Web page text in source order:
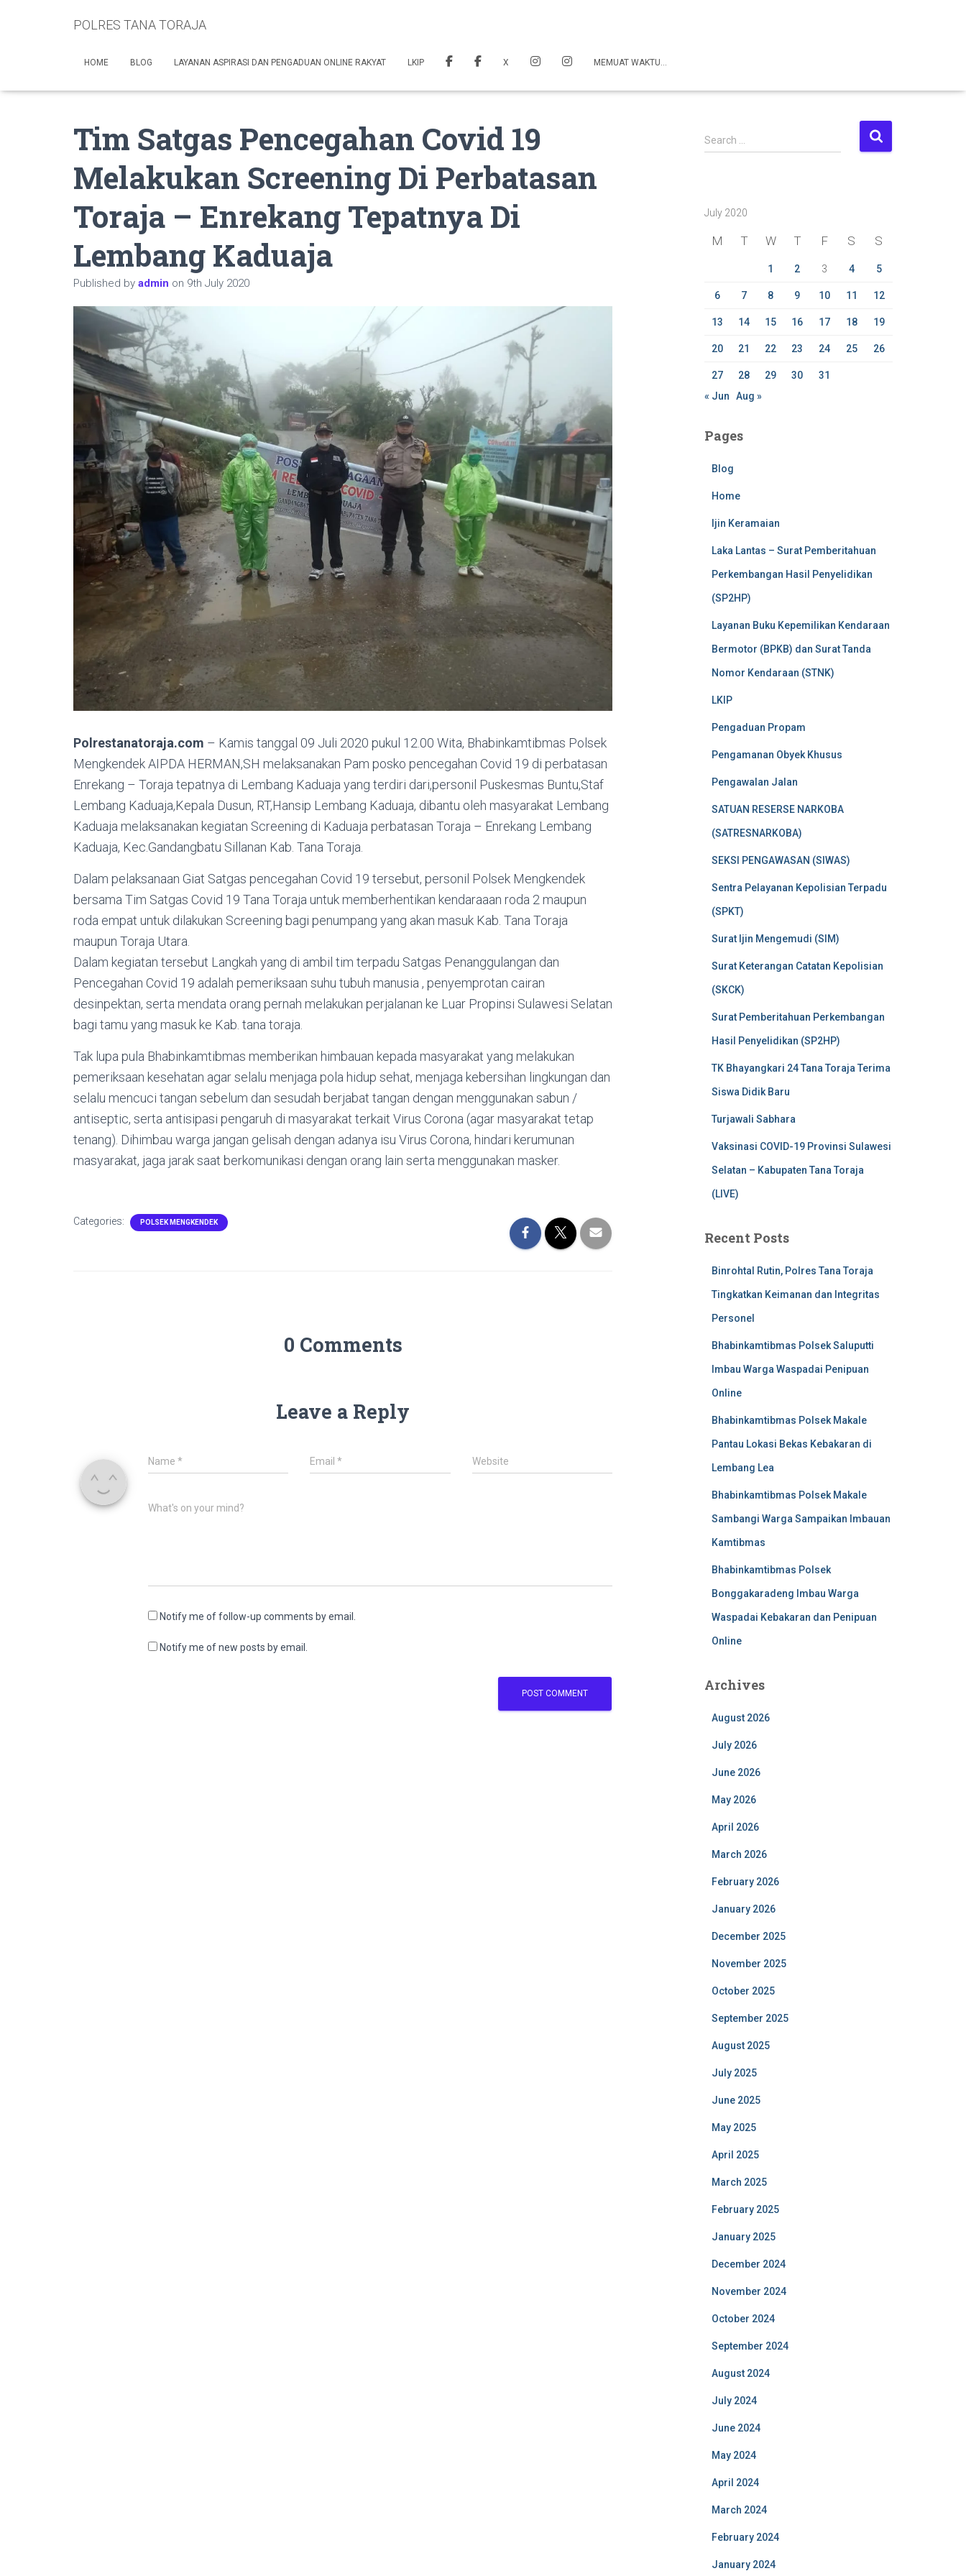
POLRES TANA TORAJA
HOME BLOG LAYANAN ASPIRASI DAN PENGADUAN ONLINE RAKYAT LKIP X MEMUAT WAKTU…
Tim Satgas Pencegahan Covid 19
Melakukan Screening Di Perbatasan
Toraja – Enrekang Tepatnya Di
Lembang Kaduaja
Published by admin on 9th July 2020
Polrestanatoraja.com – Kamis tanggal 09 Juli 2020 pukul 12.00 Wita, Bhabinkamtibmas Polsek
Mengkendek AIPDA HERMAN,SH melaksanakan Pam posko pencegahan Covid 19 di perbatasan
Enrekang – Toraja tepatnya di Lembang Kaduaja yang terdiri dari,personil Puskesmas Buntu,Staf
Lembang Kaduaja,Kepala Dusun, RT,Hansip Lembang Kaduaja, dibantu oleh masyarakat Lembang
Kaduaja melaksanakan kegiatan Screening di Kaduaja perbatasan Toraja – Enrekang Lembang
Kaduaja, Kec.Gandangbatu Sillanan Kab. Tana Toraja.
Dalam pelaksanaan Giat Satgas pencegahan Covid 19 tersebut, personil Polsek Mengkendek
bersama Tim Satgas Covid 19 Tana Toraja untuk memberhentikan kendaraaan roda 2 maupun
roda empat untuk dilakukan Screening bagi penumpang yang akan masuk Kab. Tana Toraja
maupun Toraja Utara.
Dalam kegiatan tersebut Langkah yang di ambil tim terpadu Satgas Penanggulangan dan
Pencegahan Covid 19 adalah pemeriksaan suhu tubuh manusia , penyemprotan cairan
desinpektan, serta mendata orang pernah melakukan perjalanan ke Luar Propinsi Sulawesi Selatan
bagi tamu yang masuk ke Kab. tana toraja.
Tak lupa pula Bhabinkamtibmas memberikan himbauan kepada masyarakat yang melakukan
pemeriksaan kesehatan agar selalu menjaga pola hidup sehat, menjaga kebersihan lingkungan dan
selalu mencuci tangan sebelum dan sesudah berjabat tangan dengan menggunakan sabun /
antiseptic, serta antisipasi pengaruh di masyarakat terkait Virus Corona (agar masyarakat tetap
tenang). Dihimbau warga jangan gelisah dengan adanya isu Virus Corona, hindari kerumunan
masyarakat, jaga jarak saat berkomunikasi dengan orang lain serta menggunakan masker.
Categories: POLSEK MENGKENDEK
0 Comments
Leave a Reply
Name * Email* Website
What's on your mind?
Notify me of follow-up comments by email.
Notify me of new posts by email.
S
e
h
Search …
July 2020
M T W T F S S
1 2 3 4 5
6 7 8 9 10 11 12
13 14 15 16 17 18 19
20 21 22 23 24 25 26
27 28 29 30
31
« Jun
Aug »
Pages
Blog
Home
Ijin Keramaian
Laka Lantas – Surat Pemberitahuan
Perkembangan Hasil Penyelidikan
(SP2HP)
Layanan Buku Kepemilikan Kendaraan
Bermotor (BPKB) dan Surat Tanda
Nomor Kendaraan (STNK)
LKIP
Pengaduan Propam
Pengamanan Obyek Khusus
Pengawalan Jalan
SATUAN RESERSE NARKOBA
(SATRESNARKOBA)
SEKSI PENGAWASAN (SIWAS)
Sentra Pelayanan Kepolisian Terpadu
(SPKT)
Surat Ijin Mengemudi (SIM)
Surat Keterangan Catatan Kepolisian
(SKCK)
Surat Pemberitahuan Perkembangan
Hasil Penyelidikan (SP2HP)
TK Bhayangkari 24 Tana Toraja Terima
Siswa Didik Baru
Turjawali Sabhara
Vaksinasi COVID-19 Provinsi Sulawesi
Selatan – Kabupaten Tana Toraja
(LIVE)
Recent Posts
Binrohtal Rutin, Polres Tana Toraja
Tingkatkan Keimanan dan Integritas
Personel
Bhabinkamtibmas Polsek Saluputti
Imbau Warga Waspadai Penipuan
Online
Bhabinkamtibmas Polsek Makale
Pantau Lokasi Bekas Kebakaran di
Lembang Lea
Bhabinkamtibmas Polsek Makale
Sambangi Warga Sampaikan Imbauan
Kamtibmas
Bhabinkamtibmas Polsek
Bonggakaradeng Imbau Warga
Waspadai Kebakaran dan Penipuan
Online
Archives
August 2026
July 2026
June 2026
May 2026
April 2026
March 2026
February 2026
January 2026
December 2025
November 2025
October 2025
September 2025
August 2025
July 2025
June 2025
May 2025
April 2025
March 2025
February 2025
January 2025
December 2024
November 2024
October 2024
September 2024
August 2024
July 2024
June 2024
May 2024
April 2024
March 2024
February 2024
January 2024